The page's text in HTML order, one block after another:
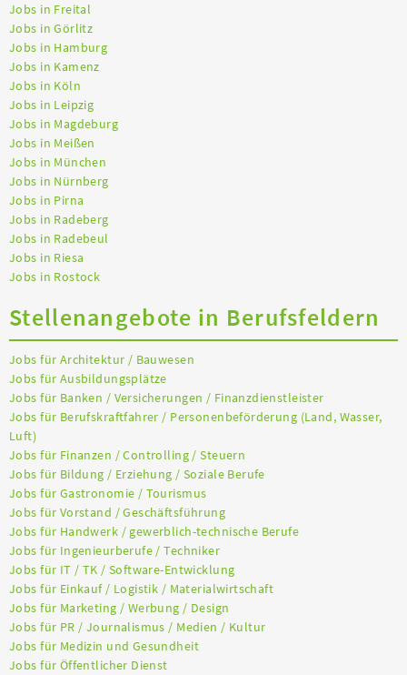
Jobs in Freital
Jobs in Görlitz
Jobs in Hamburg
Jobs in Kamenz
Jobs in Köln
Jobs in Leipzig
Jobs in Magdeburg
Jobs in Meißen
Jobs in München
Jobs in Nürnberg
Jobs in Pirna
Jobs in Radeberg
Jobs in Radebeul
Jobs in Riesa
Jobs in Rostock
Stellenangebote in Berufsfeldern
Jobs für Architektur / Bauwesen
Jobs für Ausbildungsplätze
Jobs für Banken / Versicherungen / Finanzdienstleister
Jobs für Berufskraftfahrer / Personenbeförderung (Land, Wasser,
Luft)
Jobs für Finanzen / Controlling / Steuern
Jobs für Bildung / Erziehung / Soziale Berufe
Jobs für Gastronomie / Tourismus
Jobs für Vorstand / Geschäftsführung
Jobs für Handwerk / gewerblich-technische Berufe
Jobs für Ingenieurberufe / Techniker
Jobs für IT / TK / Software-Entwicklung
Jobs für Einkauf / Logistik / Materialwirtschaft
Jobs für Marketing / Werbung / Design
Jobs für PR / Journalismus / Medien / Kultur
Jobs für Medizin und Gesundheit
Jobs für Öffentlicher Dienst